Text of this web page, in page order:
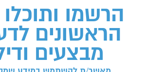
הרשמו
הראשונים
מבצעים